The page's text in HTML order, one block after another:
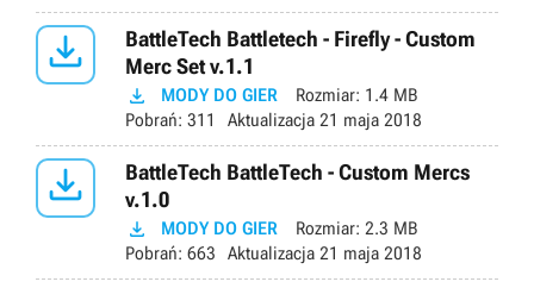

BattleTech Battletech - Firefly - Custom
Merc Set v.1.1
 MODY DO GIER Rozmiar: 1.4 MB
Pobrań: 311 Aktualizacja 21 maja 2018

BattleTech BattleTech - Custom Mercs
v.1.0
 MODY DO GIER Rozmiar: 2.3 MB
Pobrań: 663 Aktualizacja 21 maja 2018